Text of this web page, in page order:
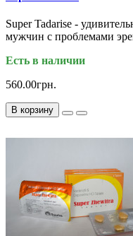
Super Tadarise -
мужчин с проблемами
Есть в наличии
560.00грн.
В корзину